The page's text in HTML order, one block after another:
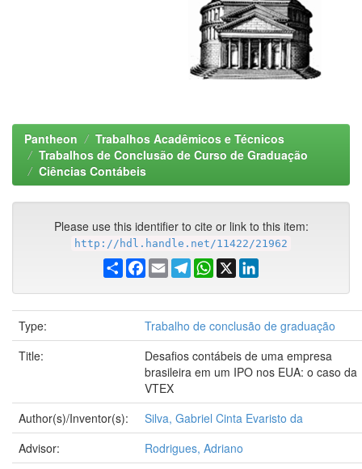
Pantheon
Trabalhos Acadêmicos e Técnicos
Trabalhos de Conclusão de Curso de Graduação
Ciências Contábeis
Please use this identifier to cite or link to this item:
http://hdl.handle.net/11422/21962
ShareFacebook
EmailTelegramWhatsApp
X
Type:
Trabalho de conclusão de graduação
Title:
Desafios contábeis de uma empresa
brasileira em um IPO nos EUA: o caso da
VTEX
Author(s)/Inventor(s):
Silva, Gabriel Cinta Evaristo da
Advisor:
Rodrigues, Adriano